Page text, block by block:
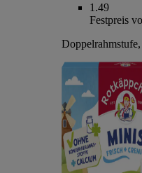
1.49
Festpreis